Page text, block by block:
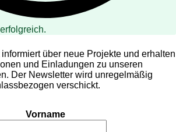
über neue Projekte und erhalten
und Einladungen zu unseren
Der Newsletter wird unregelmäßig
verschickt.
Vorname